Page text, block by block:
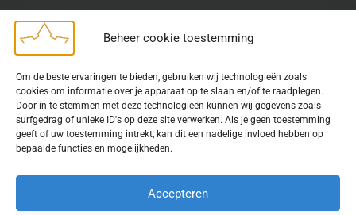
Beheer cookie toestemming
Om de beste ervaringen te bieden, gebruiken wij technologieën zoals
cookies om informatie over je apparaat op te slaan en/of te raadplegen.
Door in te stemmen met deze technologieën kunnen wij gegevens zoals
surfgedrag of unieke ID's op deze site verwerken. Als je geen toestemming
geeft of uw toestemming intrekt, kan dit een nadelige invloed hebben op
bepaalde functies en mogelijkheden.
Accepteren
Bij het uitdragen van de doelstelling van de Geschiedkundige
Kring wordt gebruik gemaakt van rechtenvrije informatie en data
waarvoor toestemming is verleend. Indien u op deze site een
publicatie van tekst of beeld aantreft die hier niet aan voldoet,